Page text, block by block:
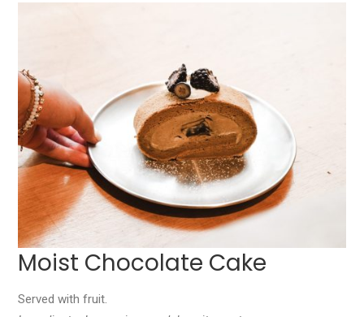
Moist Chocolate Cake
Served with fruit.